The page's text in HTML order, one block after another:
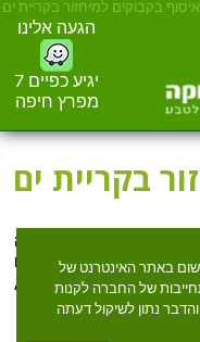
איסוף בקבוקים למיחזור בקריית ים‏
באתר האינטרנט של
של החברה לקנות
נתון לשיקול דעתה
הגעה אלינו
יגיע כפיים 7
מפרץ חיפה
בקריית ים‏
? הנקודה הירוקה
ים‏למעלה מעשרים
מכלים ברי פקדון, פלסטיק,